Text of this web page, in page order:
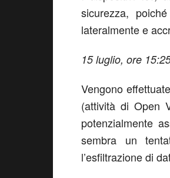
sicurezza,
lateralmente e
15 luglio, ore
Vengono
(attività di Open
potenzialmente
sembra un
l’esfiltrazione di